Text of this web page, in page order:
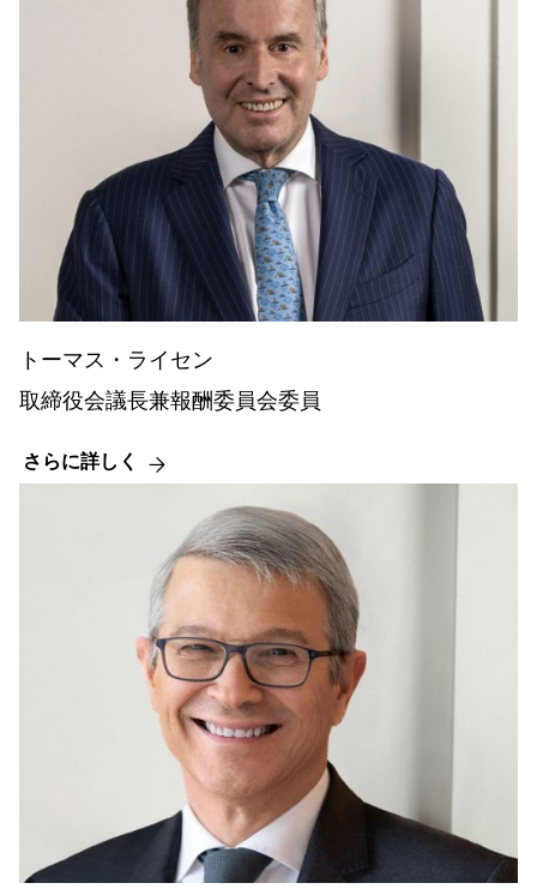
トーマス・ライセン
取締役会議長兼報酬委員会委員
さらに詳しく